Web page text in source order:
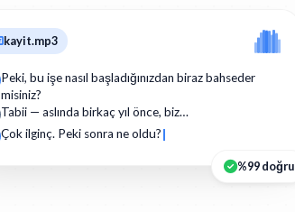
kayit.mp3
Peki, bu işe nasıl başladığınızdan biraz bahseder
misiniz?
Tabii — aslında birkaç yıl önce, biz…
Çok ilginç. Peki sonra ne oldu?
%99 doğru